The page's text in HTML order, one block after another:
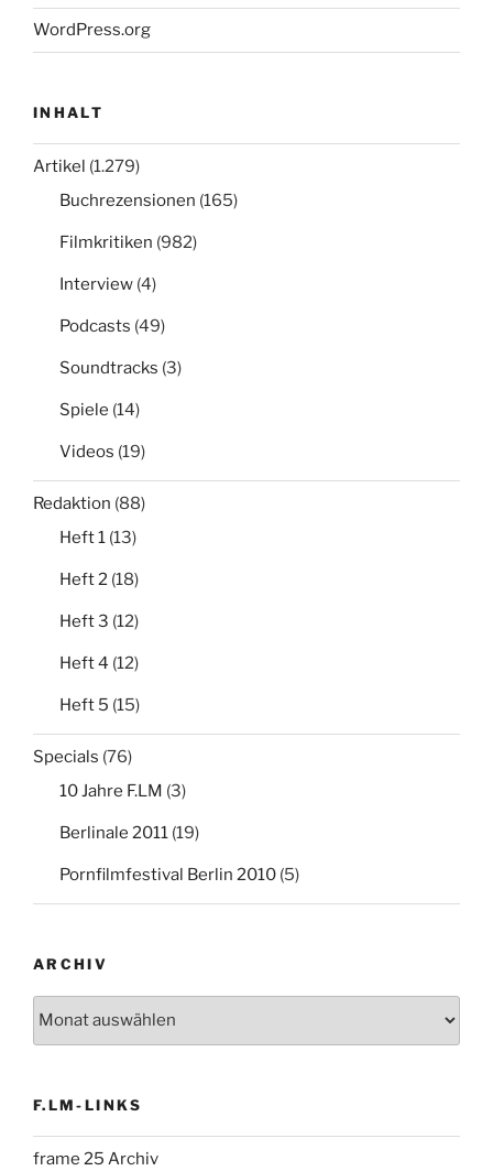
WordPress.org
INHALT
Artikel (1.279)
Buchrezensionen (165)
Filmkritiken (982)
Interview (4)
Podcasts (49)
Soundtracks (3)
Spiele (14)
Videos (19)
Redaktion (88)
Heft 1 (13)
Heft 2 (18)
Heft 3 (12)
Heft 4 (12)
Heft 5 (15)
Specials (76)
10 Jahre F.LM (3)
Berlinale 2011 (19)
Pornfilmfestival Berlin 2010 (5)
ARCHIV
F.LM-LINKS
frame 25 Archiv